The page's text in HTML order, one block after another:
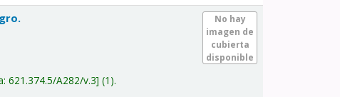
No hay
imagen de
cubierta
disponible
621.374.5/A282/v.3 (1).